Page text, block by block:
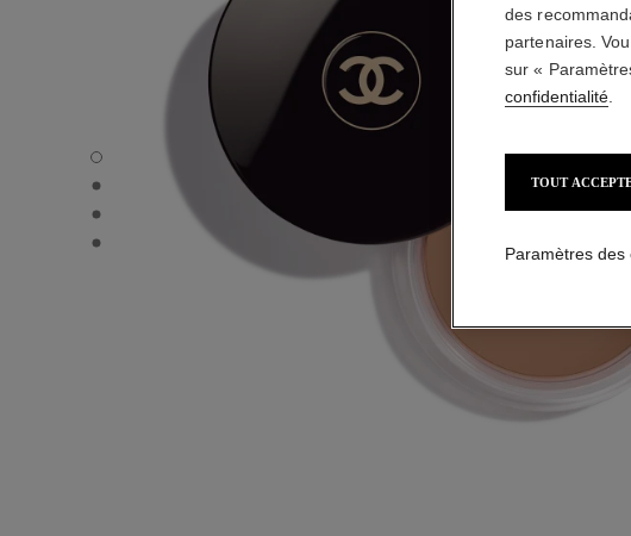
LES BEIGES CRÈME BELLE MINE ENSOLEILLÉE - Vue par défaut
LES BEIGES CRÈME BELLE MINE ENSOLEILLÉE - Vue alternative 1
LES BEIGES CRÈME BELLE MINE ENSOLEILLÉE - Vue basique
LES BEIGES CRÈME BELLE MINE ENSOLEILLÉE -
des
partenaires.
sur «
confidentialité
TOUT
Paramètres des